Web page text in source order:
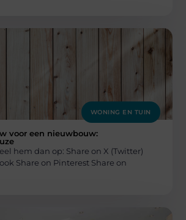
WONING EN TUIN
voor een nieuwbouw:
hem dan op: Share on X (Twitter)
Share on Pinterest Share on